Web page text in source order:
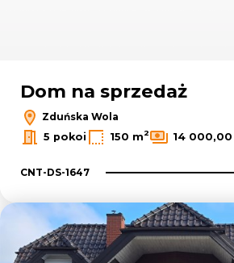
Dom na sprzedaż
Zduńska Wola
5 pokoi
150 m2 14 000,00
CNT-DS-1647